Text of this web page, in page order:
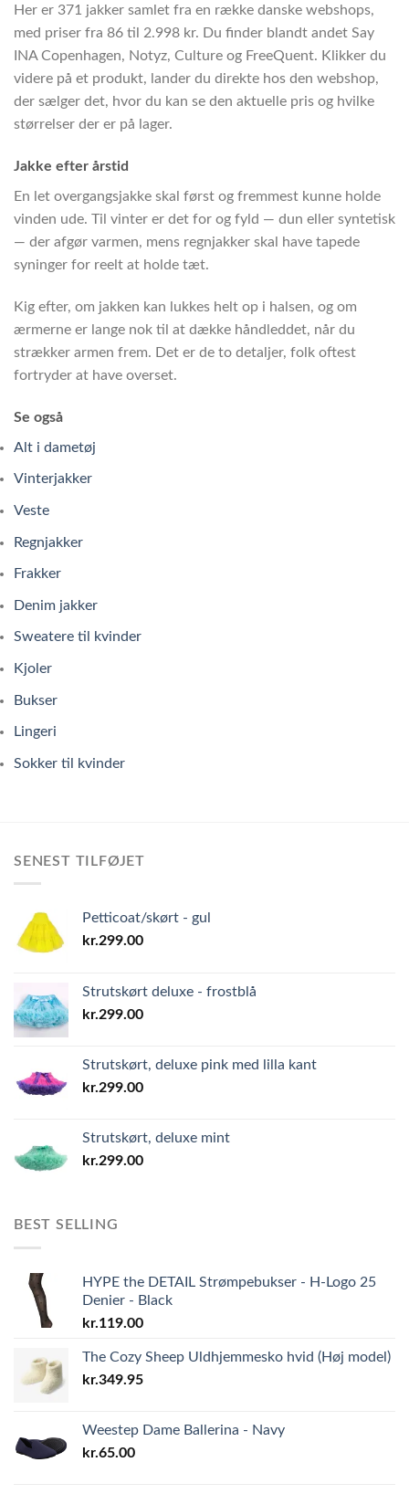
Her er 371 jakker samlet fra en række danske webshops,
med priser fra 86 til 2.998 kr. Du finder blandt andet Say
INA Copenhagen, Notyz, Culture og FreeQuent. Klikker du
videre på et produkt, lander du direkte hos den webshop,
der sælger det, hvor du kan se den aktuelle pris og hvilke
størrelser der er på lager.
Jakke efter årstid
En let overgangsjakke skal først og fremmest kunne holde
vinden ude. Til vinter er det for og fyld — dun eller syntetisk
— der afgør varmen, mens regnjakker skal have tapede
syninger for reelt at holde tæt.
Kig efter, om jakken kan lukkes helt op i halsen, og om
ærmerne er lange nok til at dække håndleddet, når du
strækker armen frem. Det er de to detaljer, folk oftest
fortryder at have overset.
Se også
Alt i dametøj
Vinterjakker
Veste
Regnjakker
Frakker
Denim jakker
Sweatere til kvinder
Kjoler
Bukser
Lingeri
Sokker til kvinder
SENEST TILFØJET
Petticoat/skørt - gul
kr.299.00
Strutskørt deluxe - frostblå
kr.299.00
Strutskørt, deluxe pink med lilla kant
kr.299.00
Strutskørt, deluxe mint
kr.299.00
BEST SELLING
HYPE the DETAIL Strømpebukser - H-Logo 25
Denier - Black
kr.119.00
The Cozy Sheep Uldhjemmesko hvid (Høj model)
kr.349.95
Weestep Dame Ballerina - Navy
kr.65.00